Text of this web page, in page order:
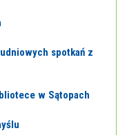
spotkań z
w Sątopach